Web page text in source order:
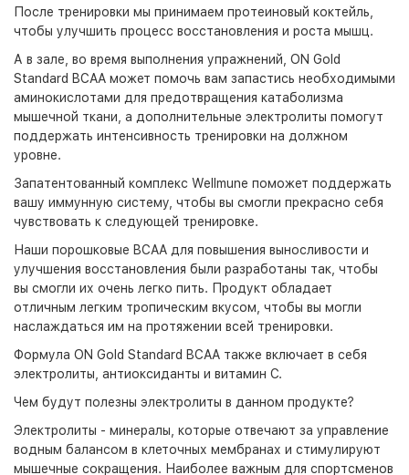
После тренировки мы принимаем протеиновый коктейль,
чтобы улучшить процесс восстановления и роста мышц.
А в зале, во время выполнения упражнений, ON Gold
Standard BCAA может помочь вам запастись необходимыми
аминокислотами для предотвращения катаболизма
мышечной ткани, а дополнительные электролиты помогут
поддержать интенсивность тренировки на должном
уровне.
Запатентованный комплекс Wellmune поможет поддержать
вашу иммунную систему, чтобы вы смогли прекрасно себя
чувствовать к следующей тренировке.
Наши порошковые BCAA для повышения выносливости и
улучшения восстановления были разработаны так, чтобы
вы смогли их очень легко пить. Продукт обладает
отличным легким тропическим вкусом, чтобы вы могли
наслаждаться им на протяжении всей тренировки.
Формула ON Gold Standard BCAA также включает в себя
электролиты, антиоксиданты и витамин С.
Чем будут полезны электролиты в данном продукте?
Электролиты - минералы, которые отвечают за управление
водным балансом в клеточных мембранах и стимулируют
мышечные сокращения. Наиболее важным для спортсменов